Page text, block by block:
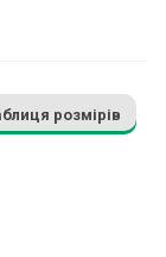
розмірів